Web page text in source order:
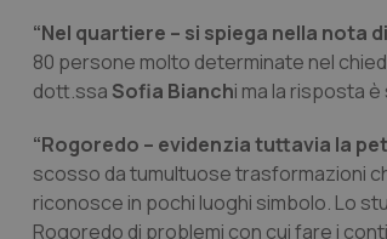
“Nel quartiere – si spiega nella nota
80 persone molto determinate nel
dott.ssa Sofia Bianchi ma la risposta
“Rogoredo – evidenzia tuttavia la
scosso da tumultuose trasformazioni
riconosce in pochi luoghi simbolo. Lo
Rogoredo di problemi con cui fare i